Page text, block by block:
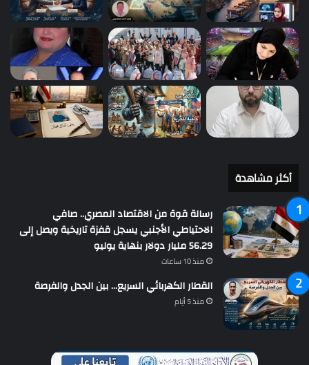
أكثر مشاهدة
رسالة قوة من الاقتصاد المصري.. صافي
الاحتياطي الأجنبي يسجل قفزة تاريخية ويصل إلى
56.29 مليار دولار بنهاية يوليو
منذ 10 ساعات
القطار الكهربائي السريع… بين الجدل والفرصة
منذ 5 أيام